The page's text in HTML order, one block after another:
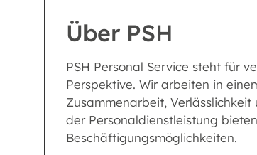
Über PSH
PSH Personal Service steht für
Perspektive. Wir arbeiten in
Zusammenarbeit,
der Personaldienstleistung
Beschäftigungsmöglichkeiten.